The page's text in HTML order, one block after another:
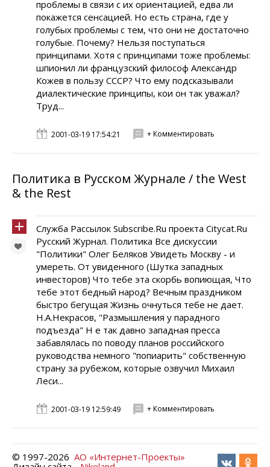
проблемы в связи с их ориентацией, едва ли
покажется сенсацией. Но есть страна, где у
голубых проблемы с тем, что они не достаточно
голубые. Почему? Нельзя поступаться
принципами. Хотя с принципами тоже проблемы:
шпионил ли французский философ Александр
Кожев в пользу СССР? Что ему подсказывали
диалектические принципы, кои он так уважал?
Труд...
2001-03-19 17:54:21 + Комментировать
Политика в Русском Журнале / the West
& the Rest
Служба Рассылок Subscribe.Ru проекта Citycat.Ru
Русский Журнал. Политика Все дискуссии
"Политики" Олег Беляков Увидеть Москву - и
умереть. От увиденного (Шутка западных
инвесторов) Что тебе эта скорбь вопиющая, Что
тебе этот бедный народ? Вечным праздником
быстро бегущая Жизнь очнуться тебе не дает.
Н.А.Некрасов, "Размышления у парадного
подъезда" Н е так давно западная пресса
забавлялась по поводу планов российского
руководства немного "попиарить" собственную
страну за рубежом, которые озвучил Михаил
Леси...
2001-03-19 12:59:49 + Комментировать
© 1997-2026 АО «Интернет-Проекты»